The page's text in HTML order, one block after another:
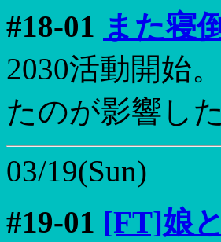
#18-01 また寝
2030活動開始
たのが影響し
03/19(Sun)
#19-01 [FT]娘